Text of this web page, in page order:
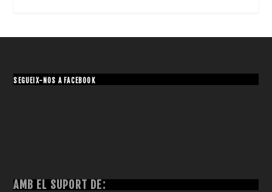
SEGUEIX-NOS A FACEBOOK
AMB EL SUPORT DE: